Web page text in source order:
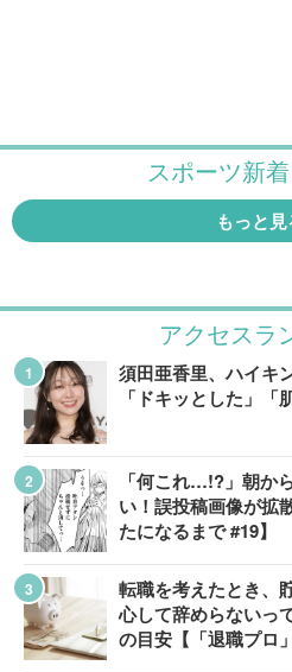
アクセスラ
須田亜香里、ハイキ
「ドキッとした」「
「何これ…!?」朝か
い！誤投稿画像が拡
たになるまで #19】
転職を考えたとき、
心して辞めらないっ
の目安【「退職プロ